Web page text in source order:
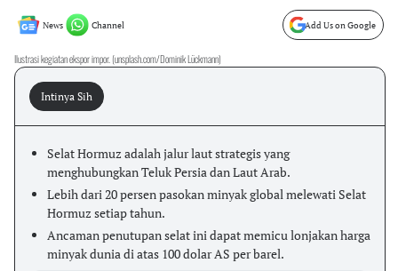
News Channel Add Us on Google
Ilustrasi kegiatan ekspor impor. (unsplash.com/Dominik Lückmann)
Intinya Sih
Selat Hormuz adalah jalur laut strategis yang
menghubungkan Teluk Persia dan Laut Arab.
Lebih dari 20 persen pasokan minyak global melewati Selat
Hormuz setiap tahun.
Ancaman penutupan selat ini dapat memicu lonjakan harga
minyak dunia di atas 100 dolar AS per barel.